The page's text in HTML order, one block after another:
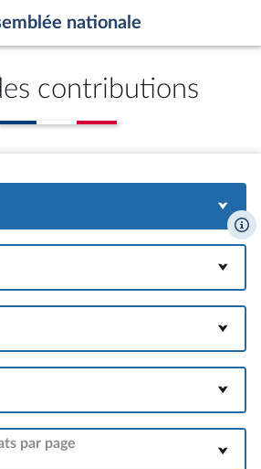
nationale
contributions
par page